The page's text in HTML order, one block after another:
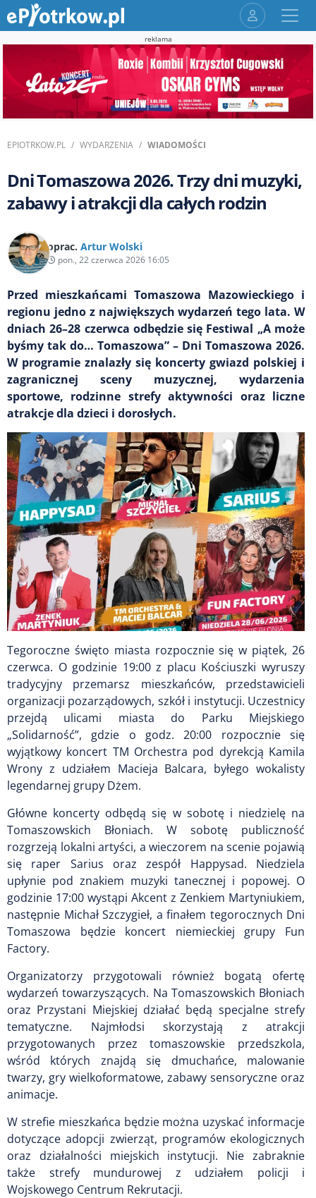
reklama
EPIOTRKOW.PL WYDARZENIA WIADOMOŚCI
Dni Tomaszowa 2026. Trzy dni muzyki,
zabawy i atrakcji dla całych rodzin
oprac. Artur Wolski
pon., 22 czerwca 2026 16:05
Przed mieszkańcami Tomaszowa Mazowieckiego i
regionu jedno z największych wydarzeń tego lata. W
dniach 26–28 czerwca odbędzie się Festiwal „A może
byśmy tak do… Tomaszowa” – Dni Tomaszowa 2026.
W programie znalazły się koncerty gwiazd polskiej i
zagranicznej sceny muzycznej, wydarzenia
sportowe, rodzinne strefy aktywności oraz liczne
atrakcje dla dzieci i dorosłych.
Tegoroczne święto miasta rozpocznie się w piątek, 26
czerwca. O godzinie 19:00 z placu Kościuszki wyruszy
tradycyjny przemarsz mieszkańców, przedstawicieli
organizacji pozarządowych, szkół i instytucji. Uczestnicy
przejdą ulicami miasta do Parku Miejskiego
„Solidarność”, gdzie o godz. 20:00 rozpocznie się
wyjątkowy koncert TM Orchestra pod dyrekcją Kamila
Wrony z udziałem Macieja Balcara, byłego wokalisty
legendarnej grupy Dżem.
Główne koncerty odbędą się w sobotę i niedzielę na
Tomaszowskich Błoniach. W sobotę publiczność
rozgrzeją lokalni artyści, a wieczorem na scenie pojawią
się raper Sarius oraz zespół Happysad. Niedziela
upłynie pod znakiem muzyki tanecznej i popowej. O
godzinie 17:00 wystąpi Akcent z Zenkiem Martyniukiem,
następnie Michał Szczygieł, a finałem tegorocznych Dni
Tomaszowa będzie koncert niemieckiej grupy Fun
Factory.
Organizatorzy przygotowali również bogatą ofertę
wydarzeń towarzyszących. Na Tomaszowskich Błoniach
oraz Przystani Miejskiej działać będą specjalne strefy
tematyczne. Najmłodsi skorzystają z atrakcji
przygotowanych przez tomaszowskie przedszkola,
wśród których znajdą się dmuchańce, malowanie
twarzy, gry wielkoformatowe, zabawy sensoryczne oraz
animacje.
W strefie mieszkańca będzie można uzyskać informacje
dotyczące adopcji zwierząt, programów ekologicznych
oraz działalności miejskich instytucji. Nie zabraknie
także strefy mundurowej z udziałem policji i
Wojskowego Centrum Rekrutacji.